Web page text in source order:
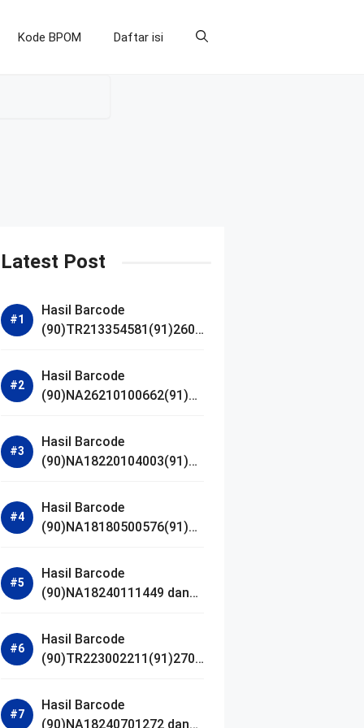
Kode BPOM Daftar isi
Latest Post
Hasil Barcode
(90)TR213354581(91)2607
Hasil Barcode
(90)NA26210100662(91)24
Hasil Barcode
(90)NA18220104003(91)25
Hasil Barcode
(90)NA18180500576(91)21
Hasil Barcode
(90)NA18240111449 dan
Hasil Barcode
(90)TR223002211(91)2701
Hasil Barcode
(90)NA18240701272 dan